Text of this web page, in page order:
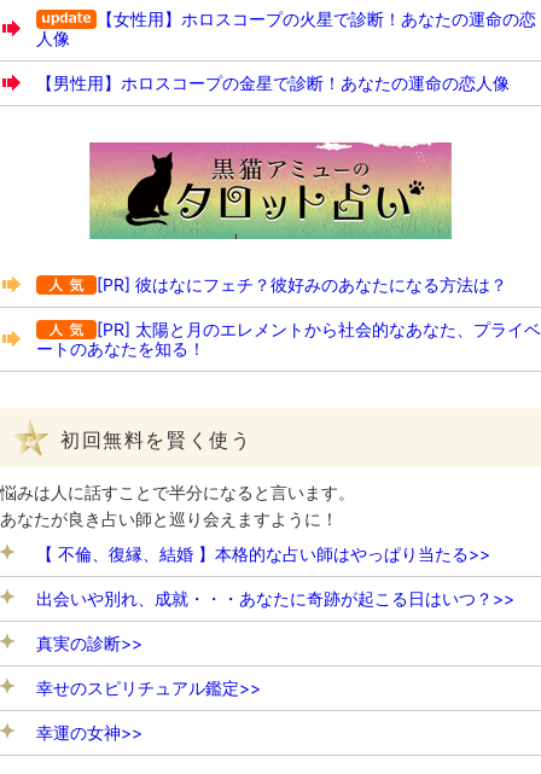
【女性用】ホロスコープの火星で診断！あなたの運命の恋
人像
【男性用】ホロスコープの金星で診断！あなたの運命の恋人像
[PR] 彼はなにフェチ？彼好みのあなたになる方法は？
[PR] 太陽と月のエレメントから社会的なあなた、プライベ
ートのあなたを知る！
初回無料を賢く使う
悩みは人に話すことで半分になると言います。
あなたが良き占い師と巡り会えますように！
【 不倫、復縁、結婚 】本格的な占い師はやっぱり当たる>>
出会いや別れ、成就・・・あなたに奇跡が起こる日はいつ？>>
真実の診断>>
幸せのスピリチュアル鑑定>>
幸運の女神>>